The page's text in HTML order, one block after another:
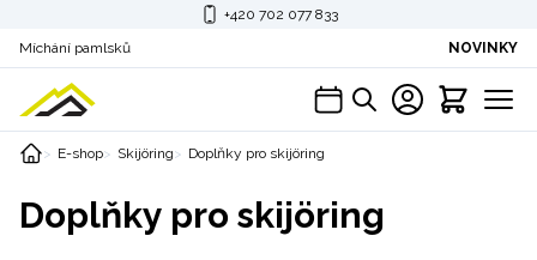
+420 702 077 833
Míchání pamlsků
NOVINKY
E-shop Skijöring Doplňky pro skijöring
Doplňky pro skijöring